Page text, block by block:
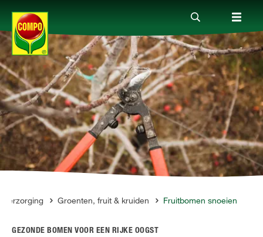
Producten
Advies
Thema's
Tot je dienstGroenten, fruit & kruiden Fruitbomen snoeien
GEZONDE BOMEN VOOR EEN RIJKE OOGST